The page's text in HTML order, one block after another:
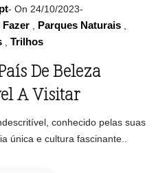
- On 24/10/2023-
Fazer, Parques Naturais,
Trilhos
De Beleza
A Visitar
conhecido pelas suas
única e cultura fascinante..